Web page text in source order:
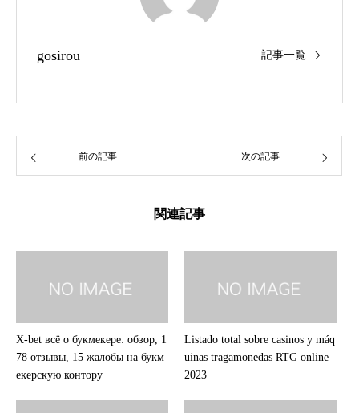
gosirou 記事一覧
前の記事 次の記事
関連記事
X-bet всё о букмекере: обзор, 1
78 отзывы, 15 жалобы на букм
екерскую контору
Listado total sobre casinos y máq
uinas tragamonedas RTG online
2023